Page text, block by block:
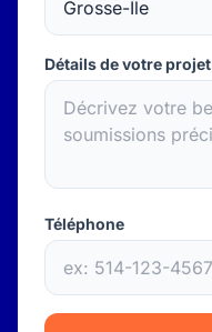
Détails de votre projet
Téléphone